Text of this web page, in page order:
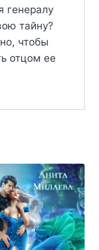
генералу
тайну?
чтобы
отцом ее